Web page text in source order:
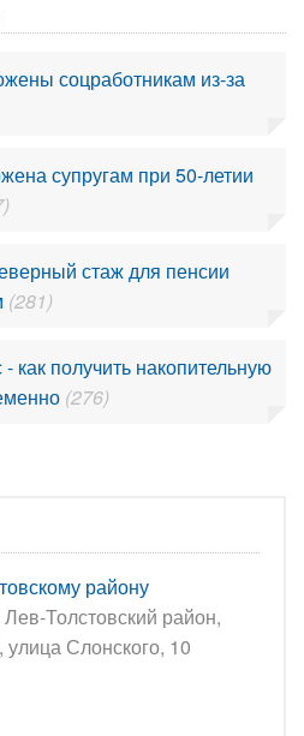
соцработникам из-за
супругам при 50-летии
стаж для пенсии
(281)
как получить накопительную
(276)
району
Толстовский район,
улица Слонского, 10